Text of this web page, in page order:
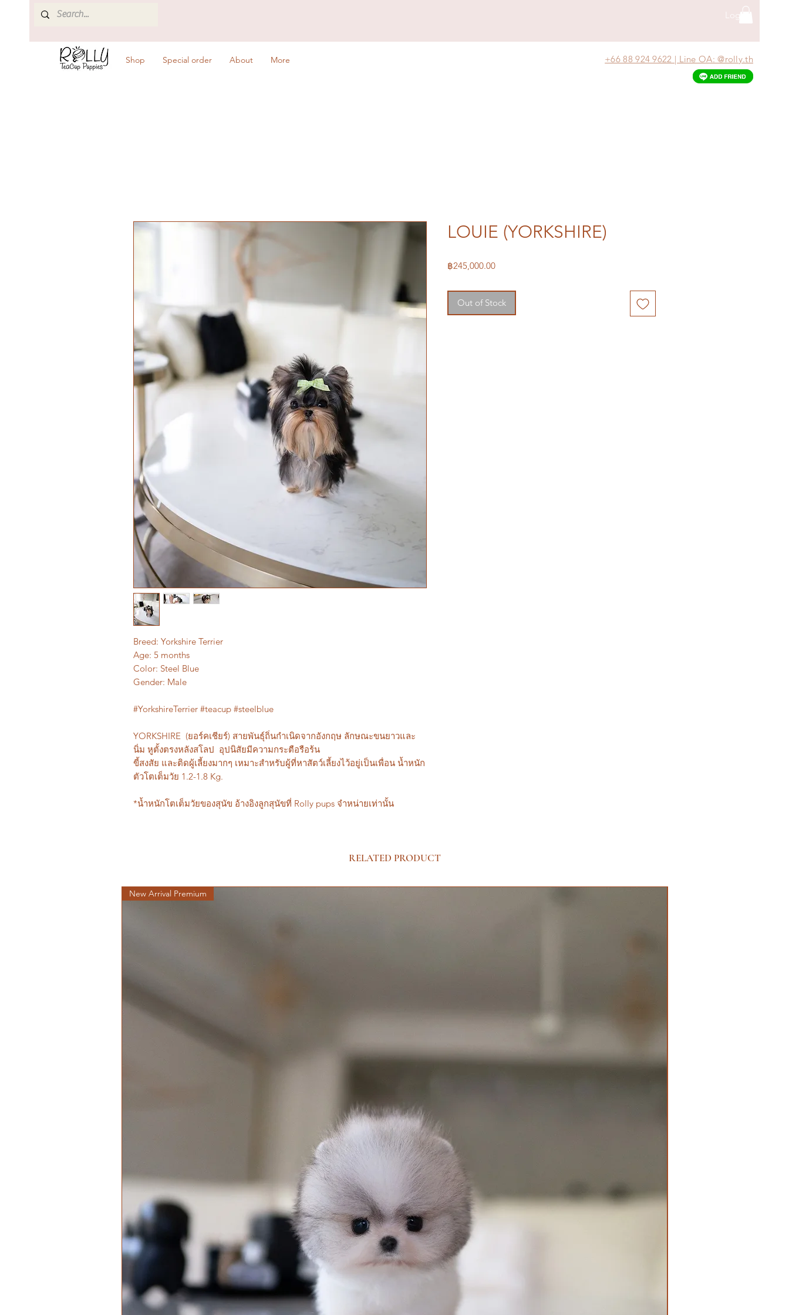
Log In
Shop Special order About More +66 88 924 9622 | Line OA: @rolly.th
Breed: Yorkshire Terrier
Age: 5 months
Color: Steel Blue
Gender: Male
#YorkshireTerrier #teacup #steelblue
YORKSHIRE (ยอร์คเชียร์) สายพันธุ์ถิ่นกำเนิดจากอังกฤษ ลักษณะขนยาวและ
นิ่ม หูตั้งตรงหลังสโลป อุปนิสัยมีความกระตือรือร้น
ขี้สงสัย และติดผู้เลี้ยงมากๆ เหมาะสำหรับผู้ที่หาสัตว์เลี้ยงไว้อยู่เป็นเพื่อน น้ำหนัก
ตัวโตเต็มวัย 1.2-1.8 Kg.
*น้ำหนักโตเต็มวัยของสุนัข อ้างอิงลูกสุนัขที่ Rolly pups จำหน่ายเท่านั้น
LOUIE (YORKSHIRE)
฿245,000.00Price
Out of Stock
RELATED PRODUCT
New Arrival Premium